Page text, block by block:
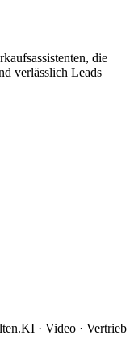
die
verlässlich Leads
KI · Video · Vertrieb